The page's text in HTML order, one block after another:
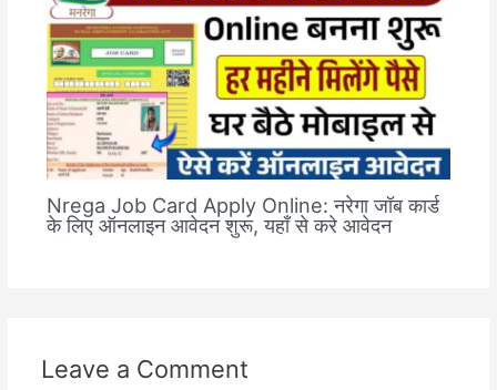
Nrega Job Card Apply Online: नरेगा जॉब कार्ड
के लिए ऑनलाइन आवेदन शुरू, यहाँ से करे आवेदन
Leave a Comment